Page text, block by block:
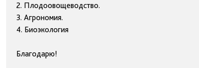
2. Плодоовощеводство.
3. Агрономия.
4. Биоэкология
Благодарю!